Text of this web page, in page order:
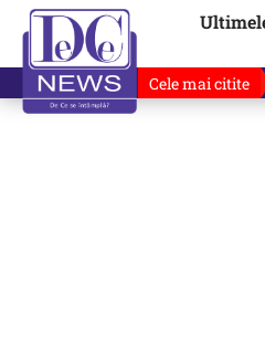
Cele mai citite